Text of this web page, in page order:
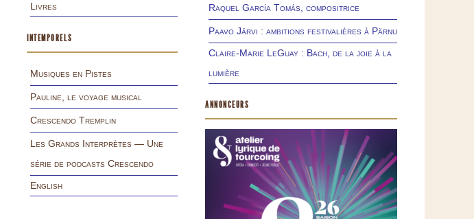
Livres
INTEMPORELS
Musiques en Pistes
Pauline, le voyage musical
Crescendo Tremplin
Les Grands Interprètes — Une
série de podcasts Crescendo
English
Raquel García Tomás, compositrice
Paavo Järvi : ambitions festivalières à Pärnu
Claire-Marie LeGuay : Bach, de la joie à la
lumière
ANNONCEURS